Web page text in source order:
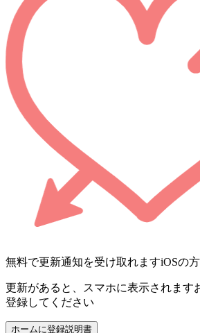
無料で更新通知を受け取れますiOSの
更新があると、スマホに表示されます
登録してください
ホームに登録説明書